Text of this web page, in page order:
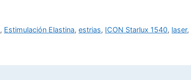
, Estimulación Elastina,estrias, ICON Starlux 1540, laser,